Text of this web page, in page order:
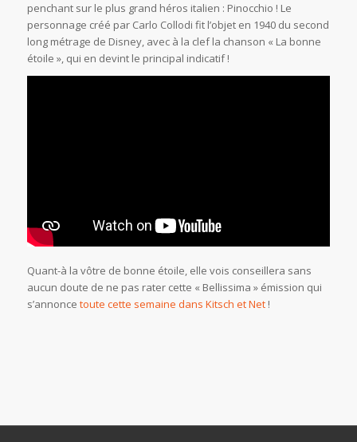
penchant sur le plus grand héros italien : Pinocchio ! Le
personnage créé par Carlo Collodi fit l’objet en 1940 du second
long métrage de Disney, avec à la clef la chanson « La bonne
étoile », qui en devint le principal indicatif !
Quant-à la vôtre de bonne étoile, elle vois conseillera sans
aucun doute de ne pas rater cette « Bellissima » émission qui
s’annonce toute cette semaine dans Kitsch et Net!